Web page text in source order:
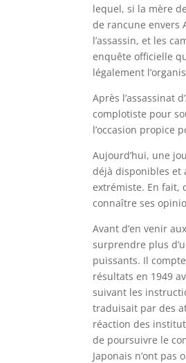
lequel, si la mère
de rancune envers
l’assassin, et les
enquête officielle
légalement
Après l’assassinat
complotiste pour
l’occasion propice
Aujourd’hui, une
déjà disponibles et
extrémiste. En fait,
connaître ses
Avant d’en venir
surprendre plus
puissants. Il
résultats en 1949
suivant les
traduisait par des
réaction des
de poursuivre le
Japonais n’ont